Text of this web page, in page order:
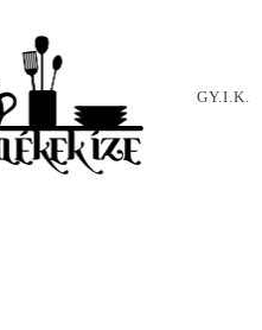
GY.I.K.